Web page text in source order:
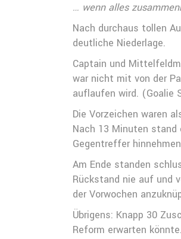
… wenn alles
Nach durchaus tollen
deutliche Niederlage.
Captain und
war nicht mit von der
auflaufen wird. (Goalie
Die Vorzeichen waren
Nach 13 Minuten stand
Gegentreffer
Am Ende standen
Rückstand nie auf und
der Vorwochen
Übrigens: Knapp 30
Reform erwarten könnte.